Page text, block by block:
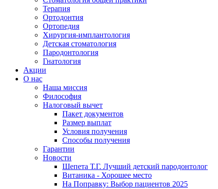
Терапия
Ортодонтия
Ортопедия
Хирургия-имплантология
Детская стоматология
Пародонтология
Гнатология
Акции
О нас
Наша миссия
Философия
Налоговый вычет
Пакет документов
Размер выплат
Условия получения
Способы получения
Гарантии
Новости
Шепета Т.Г. Лучший детский пародонтолог
Витаника - Хорошее место
На Поправку: Выбор пациентов 2025